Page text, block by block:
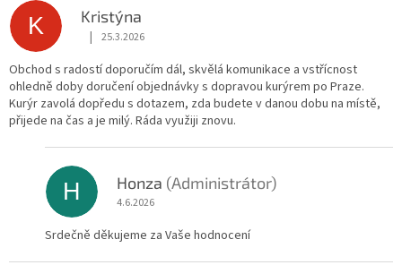
K Kristýna
Hodnocení obchodu je 5 z 5 hvězdiček.
| 25.3.2026
Obchod s radostí doporučím dál, skvělá komunikace a vstřícnost
ohledně doby doručení objednávky s dopravou kurýrem po Praze.
Kurýr zavolá dopředu s dotazem, zda budete v danou dobu na místě,
přijede na čas a je milý. Ráda využiji znovu.
H Honza (Administrátor)
4.6.2026
Srdečně děkujeme za Vaše hodnocení